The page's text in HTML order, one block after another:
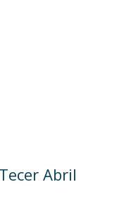
Abril